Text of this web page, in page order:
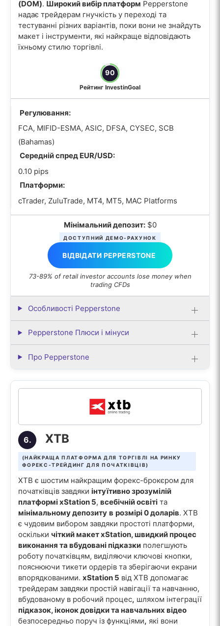
(DOM). Широкий вибір платформ Pepperstone
надає трейдерам гнучкість у переході та
тестуванні різних варіантів, поки вони не знайдуть
макет і інструменти, які найкраще відповідають
їхньому стилю торгівлі.
90
Рейтинг InvestinGoal
Регулювання:
FCA, MIFID-ESMA, ASIC, DFSA, CYSEC, SCB
(Bahamas)
Середній спред EUR/USD:
0.10 pips
Платформи:
cTrader, ZuluTrade, MT4, MT5, MAC Platforms
Мінімальний депозит:$0
ДОСТУПНИЙ ДЕМО-РАХУНОК
ВІДВІДАТИ PEPPERSTONE
73-89% of retail investor accounts lose money when
trading CFDs
Особливості Pepperstone
Pepperstone Плюси і мінуси
Про Pepperstone
6. XTB
(НАЙКРАЩА ПЛАТФОРМА ДЛЯ ТОРГІВЛІ НА РИНКУ
ФОРЕКС-ТРЕЙДИНГ ДЛЯ ПОЧАТКІВЦІВ)
XTB є шостим найкращим форекс-брокєром для
початківців завдяки інтуїтивно зрозумілій
платформі xStation 5, всебічній освітіта
мінімальному депозиту в розмірі 0 доларів. XTB
є чудовим вибором завдяки простоті платформи,
оскільки чіткий макет xStation, швидкий процес
виконання та вбудовані підказкиполегшують
роботу початківцям, виділяючи ключові кнопки,
пояснюючи тикети ордерів та зберігаючи екрани
впорядкованими. xStation 5 від XTB допомагає
трейдерам завдяки простій навігації та навчанню,
вбудованому в робочий процес, шляхом інтеграції
підказок, іконок довідки та навчальних відео
безпосередньо поруч із функціями, які вони